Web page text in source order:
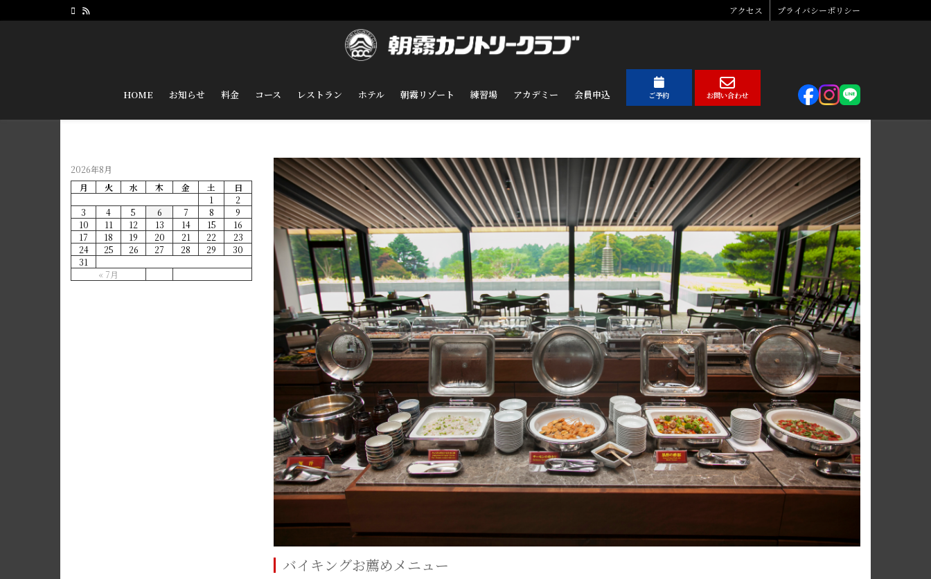
アクセス プライバシーポリシー
HOME お知らせ 料金 コース レストラン ホテル 朝霧リゾート 練習場 アカデミー 会員申込 ご予約 お問い合わせ
バイキングお薦めメニュー
2026年8月
月
火 水 木 金 土 日
« 7月
1
2
3
4 5 6 7 8
9
10
11 12 13 14 15
16
17
18 19 20 21 22
23
24
25 26 27 28 29
30
31